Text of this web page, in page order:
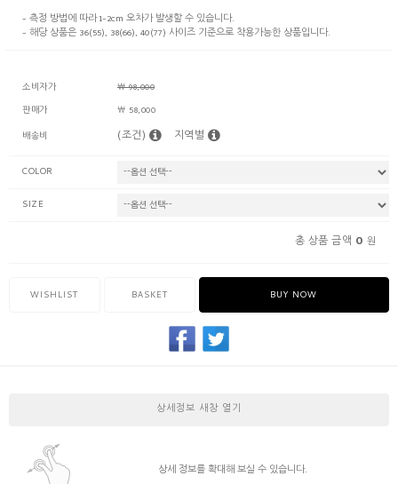
- 측정 방법에 따라 1-2cm 오차가 발생할 수 있습니다.
- 해당 상품은 36(55), 38(66), 40(77) 사이즈 기준으로 착용가능한 상품입니다.
소비자가
￦ 98,000
판매가
￦ 58,000
배송비
(조건) 지역별
COLOR
SIZE
총 상품 금액 0 원
WISHLIST BASKET BUY NOW
상세정보 새창 열기
상세 정보를 확대해 보실 수 있습니다.